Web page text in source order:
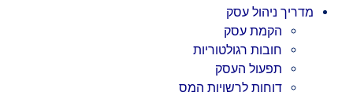
מדריך ניהול עסק
הקמת עסק
חובות רגולטוריות
תפעול העסק
דוחות לרשויות המס